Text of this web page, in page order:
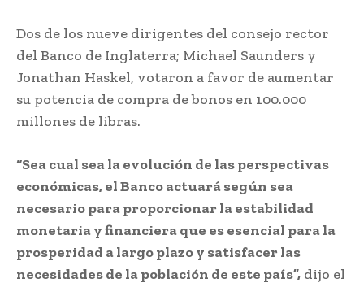
Dos de los nueve dirigentes del consejo rector
del Banco de Inglaterra; Michael Saunders y
Jonathan Haskel, votaron a favor de aumentar
su potencia de compra de bonos en 100.000
millones de libras.
“Sea cual sea la evolución de las perspectivas
económicas, el Banco actuará según sea
necesario para proporcionar la estabilidad
monetaria y financiera que es esencial para la
prosperidad a largo plazo y satisfacer las
necesidades de la población de este país”, dijo el